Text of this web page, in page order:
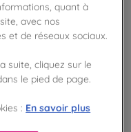
quant à
avec nos
et de réseaux sociaux.
suite, cliquez sur le
le pied de page.
: En savoir plus